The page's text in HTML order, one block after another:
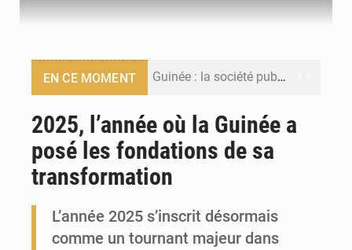
EN CE MOMENT Guinée : la société publique Nimba Mining Company signe sa première convention minière
Forces Vives en Guinée : la coalition critique la gestion de Mamadi Doumbouya
2025, l’année où la Guinée a
posé les fondations de sa
transformation
L’année 2025 s’inscrit désormais
comme un tournant majeur dans